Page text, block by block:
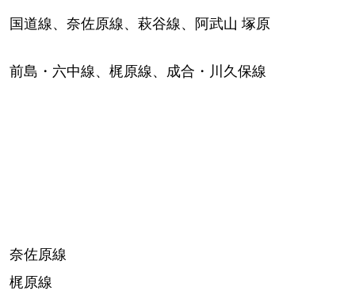
国道線、奈佐原線、萩谷線、阿武山 塚原
前島・六中線、梶原線、成合・川久保線
奈佐原線
梶原線